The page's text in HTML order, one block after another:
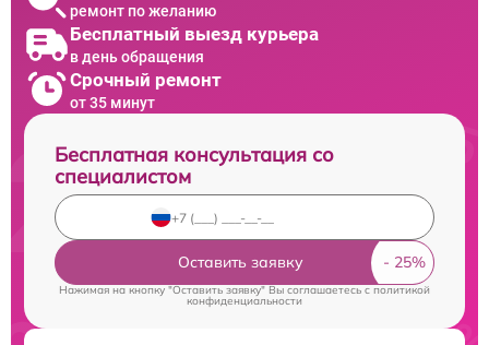
ремонт по желанию
Бесплатный выезд курьера
в день обращения
Срочный ремонт
от 35 минут
Бесплатная консультация со
специалистом
Оставить заявку
Нажимая на кнопку "Оставить заявку" Вы соглашаетесь cполитикой
конфиденциальности